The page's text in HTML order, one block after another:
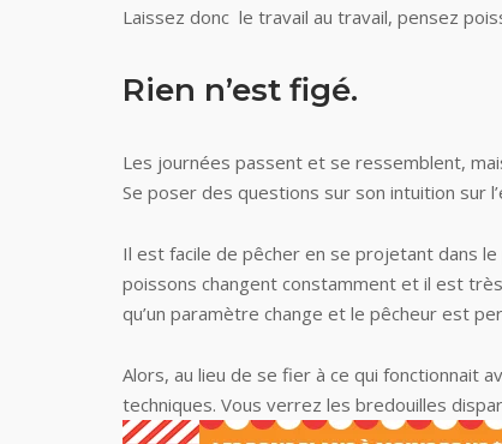
Laissez donc le travail au travail, pensez
Rien n’est figé.
Les journées passent et se ressemblent,
Se poser des questions sur son intuition sur
Il est facile de pêcher en se projetant dans
poissons changent constamment et il est
qu’un paramètre change et le pêcheur est
Alors, au lieu de se fier à ce qui fonctionnait
techniques. Vous verrez les bredouilles